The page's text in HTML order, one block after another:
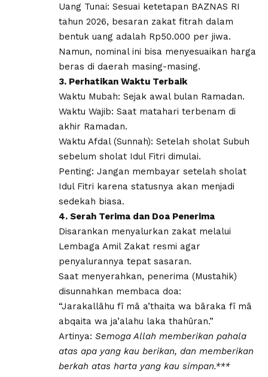
​Uang Tunai: Sesuai ketetapan BAZNAS RI
tahun 2026, besaran zakat fitrah dalam
bentuk uang adalah Rp50.000 per jiwa.
Namun, nominal ini bisa menyesuaikan harga
beras di daerah masing-masing.
3. Perhatikan Waktu Terbaik
​Waktu Mubah: Sejak awal bulan Ramadan.
​Waktu Wajib: Saat matahari terbenam di
akhir Ramadan.
Waktu Afdal (Sunnah): Setelah sholat Subuh
sebelum sholat Idul Fitri dimulai.
​Penting: Jangan membayar setelah sholat
Idul Fitri karena statusnya akan menjadi
sedekah biasa.
4. Serah Terima dan Doa Penerima
​Disarankan menyalurkan zakat melalui
Lembaga Amil Zakat resmi agar
penyalurannya tepat sasaran.
Saat menyerahkan, penerima (Mustahik)
disunnahkan membaca doa:
“Jarakallâhu fî mâ a’thaita wa bâraka fî mâ
abqaita wa ja’alahu laka thahûran.”
Artinya: Semoga Allah memberikan pahala
atas apa yang kau berikan, dan memberikan
berkah atas harta yang kau simpan.***